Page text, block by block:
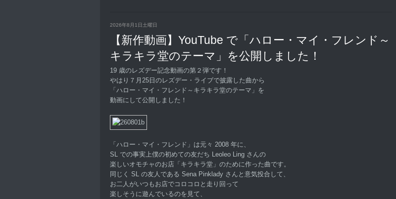
2026年8月1日土曜日
【新作動画】YouTube で「ハロー・マイ・フレンド～
キラキラ堂のテーマ」を公開しました！
19 歳のレズデー記念動画の第２弾です！
やはり７月25日のレズデー・ライブで披露した曲から
「ハロー・マイ・フレンド～キラキラ堂のテーマ」を
動画にして公開しました！
「ハロー・マイ・フレンド」は元々 2008 年に、
SL での事実上僕の初めての友だち Leoleo Ling さんの
楽しいオモチャのお店「キラキラ堂」のために作った曲です。
同じく SL の友人である Sena Pinklady さんと意気投合して、
お二人がいつもお店でコロコロと走り回って
楽しそうに遊んでいるのを見て、